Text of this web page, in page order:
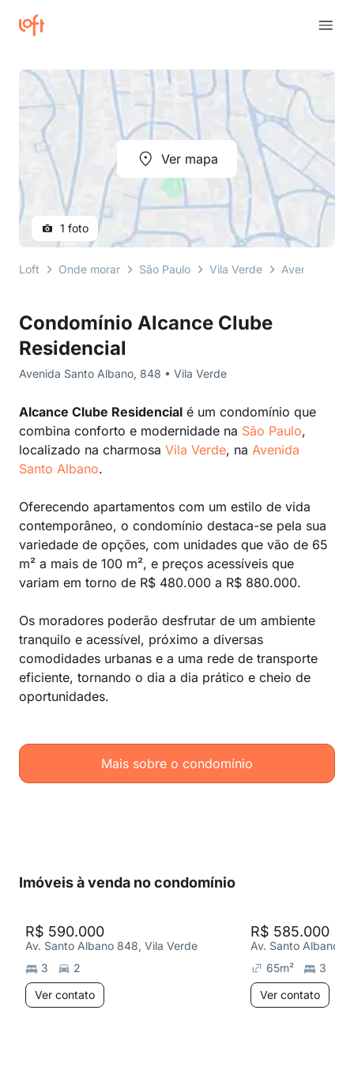
Condomínio Alcance Clube
Residencial
Avenida Santo Albano, 848 • Vila Verde
Alcance Clube Residencial é um condomínio que
combina conforto e modernidade na São Paulo,
localizado na charmosa Vila Verde, na Avenida
Santo Albano.
Oferecendo apartamentos com um estilo de vida
contemporâneo, o condomínio destaca-se pela sua
variedade de opções, com unidades que vão de 65
m² a mais de 100 m², e preços acessíveis que
variam em torno de R$ 480.000 a R$ 880.000.
Os moradores poderão desfrutar de um ambiente
tranquilo e acessível, próximo a diversas
comodidades urbanas e a uma rede de transporte
eficiente, tornando o dia a dia prático e cheio de
oportunidades.
Mais sobre o condomínio
Ver mapa
1 foto
Loft Onde morar São Paulo Vila Verde Avenida
Imóveis à venda no condomínio
R$ 590.000
Av. Santo Albano 848, Vila Verde
3
2
Ver contato
R$ 585.000
Av. Santo Albano
65m² 3
Ver contato